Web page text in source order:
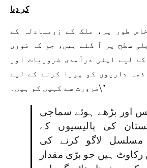
کر دیا
طور پر، ملک کے زرمبادلہ کے
سطح پر آ گئے ہیں، جو کہ فوری
لیے اپنی درآمدی ضروریات اور
داریوں کو پورا کرنے کے لیے
ضرورت سے کہیں کم ہیں۔\”
اور بڑھے ہوئے سماجی
کی پالیسیوں کے
لاگو کرنے کی
ہیں جو بڑی مقدار